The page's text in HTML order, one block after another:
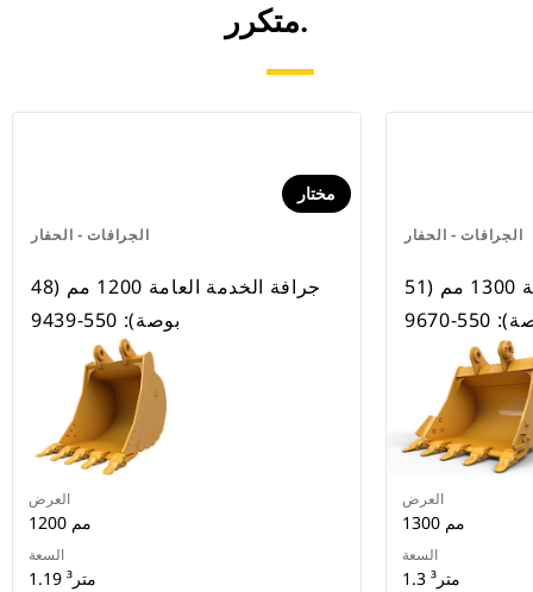
متكرر.
الجرافات - الحفار
مختار
جرافة الخدمة العامة 1200 مم (48
بوصة): 550-9439
العرض
1200 مم
السعة
1.19 متر³
الجرافات - الحفار
جرافة الخدمة العامة 1300 مم (51
9670
العرض
1300 مم
السعة
1.3 متر³